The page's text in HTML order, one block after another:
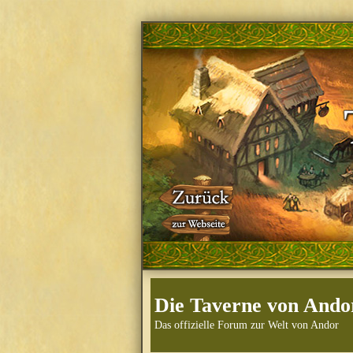
Die Taverne von
Das offizielle Forum zur Welt von Andor